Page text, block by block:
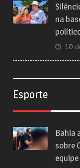
na
10
Esporte
Bahia
sobre
equipe